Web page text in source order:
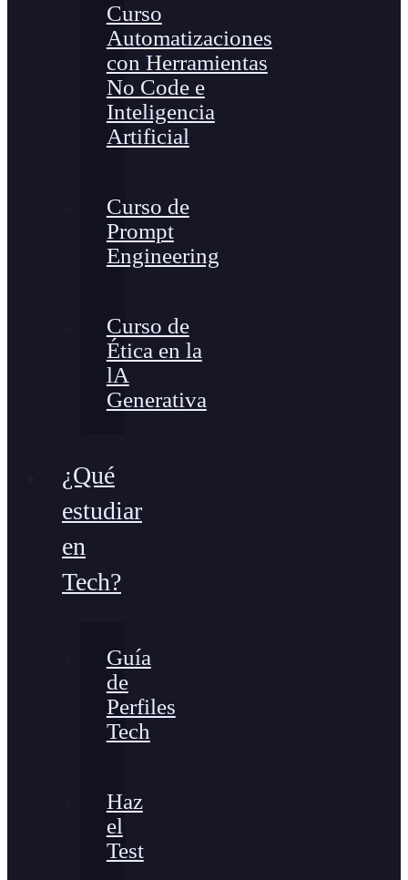
Curso
Automatizaciones
con Herramientas
No Code e
Inteligencia
Artificial
Curso de
Prompt
Engineering
Curso de
Ética en la
lA
Generativa
¿Qué
estudiar
en
Tech?
Guía
de
Perfiles
Tech
Haz
el
Test